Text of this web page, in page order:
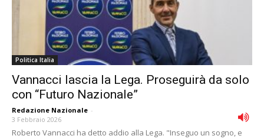
Politica Italia
Vannacci lascia la Lega. Proseguirà da solo
con “Futuro Nazionale”
Redazione Nazionale -
3 Febbraio 2026
Roberto Vannacci ha detto addio alla Lega. "Inseguo un sogno, e